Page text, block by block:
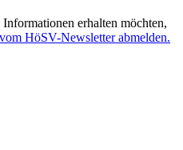
erhalten möchten,
vom HöSV-Newsletter abmelden.